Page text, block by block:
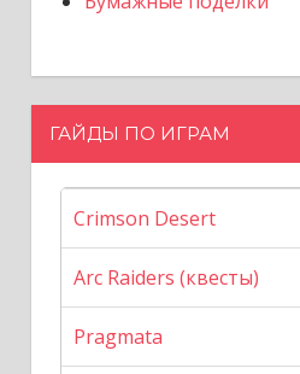
ГАЙДЫ ПО ИГРАМ
Crimson Desert
Arc Raiders (квесты)
Pragmata